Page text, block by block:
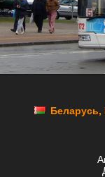
Беларусь,